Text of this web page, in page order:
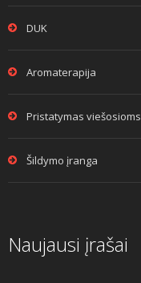
DUK
Aromaterapija
Pristatymas
Šildymo įranga
Naujausi įrašai